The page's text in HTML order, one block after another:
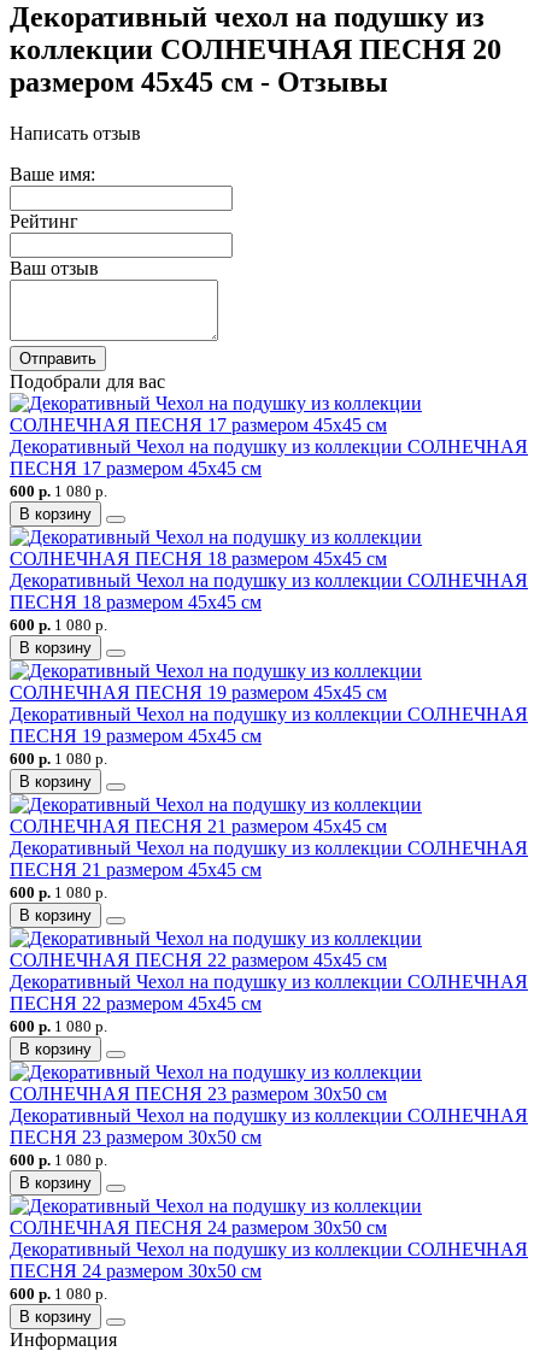
Декоративный чехол на подушку из
коллекции СОЛНЕЧНАЯ ПЕСНЯ 20
размером 45х45 см - Отзывы
Написать отзыв
Ваше имя:
Рейтинг
Ваш отзыв
Отправить
Подобрали для вас
Декоративный Чехол на подушку из коллекции СОЛНЕЧНАЯ
ПЕСНЯ 17 размером 45х45 см
600 р. 1 080 р.
В корзину
Декоративный Чехол на подушку из коллекции СОЛНЕЧНАЯ
ПЕСНЯ 18 размером 45х45 см
600 р. 1 080 р.
В корзину
Декоративный Чехол на подушку из коллекции СОЛНЕЧНАЯ
ПЕСНЯ 19 размером 45х45 см
600 р. 1 080 р.
В корзину
Декоративный Чехол на подушку из коллекции СОЛНЕЧНАЯ
ПЕСНЯ 21 размером 45х45 см
600 р. 1 080 р.
В корзину
Декоративный Чехол на подушку из коллекции СОЛНЕЧНАЯ
ПЕСНЯ 22 размером 45х45 см
600 р. 1 080 р.
В корзину
Декоративный Чехол на подушку из коллекции СОЛНЕЧНАЯ
ПЕСНЯ 23 размером 30х50 см
600 р. 1 080 р.
В корзину
Декоративный Чехол на подушку из коллекции СОЛНЕЧНАЯ
ПЕСНЯ 24 размером 30х50 см
600 р. 1 080 р.
В корзину
Информация